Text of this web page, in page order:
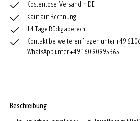
Kostenloser Versand in DE
Kauf auf Rechnung
14 Tage Rückgaberecht
Kontakt bei weiteren Fragen unter +49
WhatsApp unter +49 160 90995365
Beschreibung